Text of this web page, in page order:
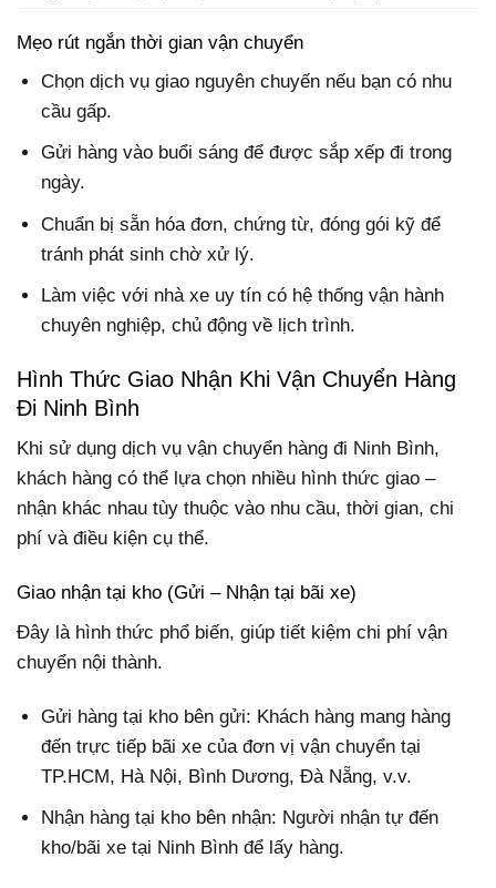
Mẹo rút ngắn thời gian vận chuyển
Chọn dịch vụ giao nguyên chuyến nếu bạn có nhu
cầu gấp.
Gửi hàng vào buổi sáng để được sắp xếp đi trong
ngày.
Chuẩn bị sẵn hóa đơn, chứng từ, đóng gói kỹ để
tránh phát sinh chờ xử lý.
Làm việc với nhà xe uy tín có hệ thống vận hành
chuyên nghiệp, chủ động về lịch trình.
Hình Thức Giao Nhận Khi Vận Chuyển Hàng
Đi Ninh Bình
Khi sử dụng dịch vụ vận chuyển hàng đi Ninh Bình,
khách hàng có thể lựa chọn nhiều hình thức giao –
nhận khác nhau tùy thuộc vào nhu cầu, thời gian, chi
phí và điều kiện cụ thể.
Giao nhận tại kho (Gửi – Nhận tại bãi xe)
Đây là hình thức phổ biến, giúp tiết kiệm chi phí vận
chuyển nội thành.
Gửi hàng tại kho bên gửi: Khách hàng mang hàng
đến trực tiếp bãi xe của đơn vị vận chuyển tại
TP.HCM, Hà Nội, Bình Dương, Đà Nẵng, v.v.
Nhận hàng tại kho bên nhận: Người nhận tự đến
kho/bãi xe tại Ninh Bình để lấy hàng.